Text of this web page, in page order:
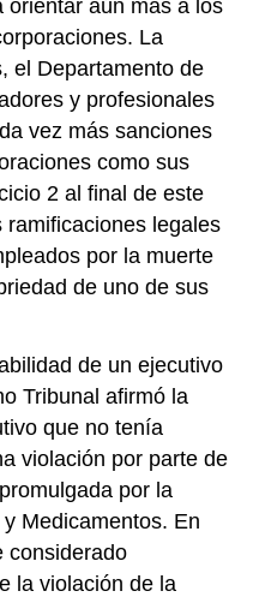
orientar aún más a los
La
el Departamento de
y profesionales
vez más sanciones
como sus
2 al final de este
legales
por la muerte
de uno de sus
de un ejecutivo
Tribunal afirmó la
que no tenía
violación por parte de
por la
Medicamentos. En
considerado
la violación de la